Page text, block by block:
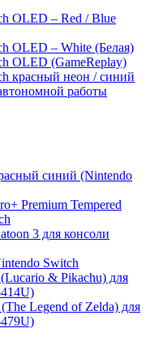
OLED – Red / Blue
OLED – White (Белая)
OLED (GameReplay)
красный неон / синий
работы
синий (Nintendo
Premium Tempered
3 для консоли
Switch
& Pikachu) для
Legend of Zelda) для